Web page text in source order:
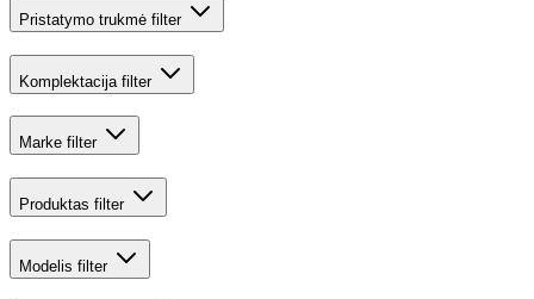
Pristatymo trukmė filter
Komplektacija filter
Marke filter
Produktas filter
Modelis filter